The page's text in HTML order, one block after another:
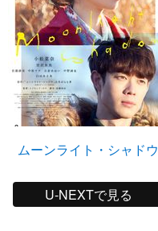
ムーンライト・シャドウ
U-NEXTで見る